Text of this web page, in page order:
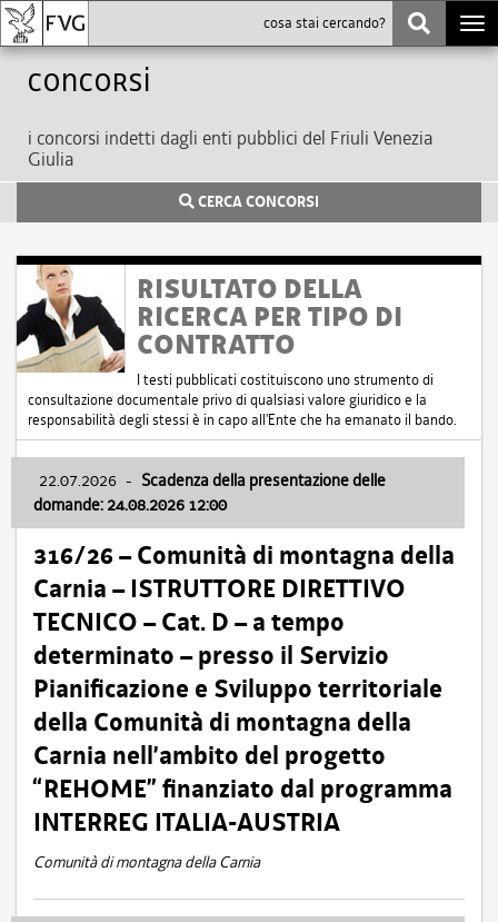
Concorsi
i concorsi indetti dagli enti pubblici del Friuli Venezia
Giulia
CERCA CONCORSI
RISULTATO DELLA
RICERCA PER TIPO DI
CONTRATTO
I testi pubblicati costituiscono uno strumento di
consultazione documentale privo di qualsiasi valore giuridico e la
responsabilità degli stessi è in capo all'Ente che ha emanato il bando.
22.07.2026 - Scadenza della presentazione delle
domande: 24.08.2026 12:00
316/26 – Comunità di montagna della
Carnia – ISTRUTTORE DIRETTIVO
TECNICO – Cat. D – a tempo
determinato – presso il Servizio
Pianificazione e Sviluppo territoriale
della Comunità di montagna della
Carnia nell’ambito del progetto
“REHOME” finanziato dal programma
INTERREG ITALIA-AUSTRIA
Comunità di montagna della Carnia